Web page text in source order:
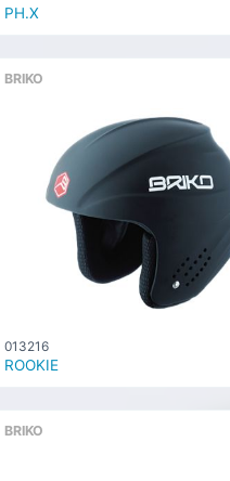
PH.X
BRIKO
013216
ROOKIE
BRIKO